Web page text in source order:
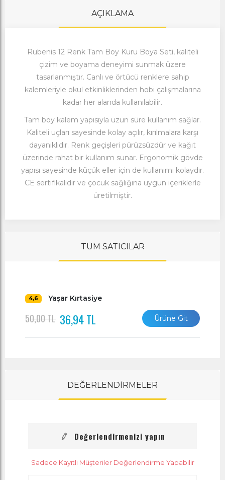
AÇIKLAMA
Rubenis 12 Renk Tam Boy Kuru Boya Seti, kaliteli
çizim ve boyama deneyimi sunmak üzere
tasarlanmıştır. Canlı ve örtücü renklere sahip
kalemleriyle okul etkinliklerinden hobi çalışmalarına
kadar her alanda kullanılabilir.
Tam boy kalem yapısıyla uzun süre kullanım sağlar.
Kaliteli uçları sayesinde kolay açılır, kırılmalara karşı
dayanıklıdır. Renk geçişleri pürüzsüzdür ve kağıt
üzerinde rahat bir kullanım sunar. Ergonomik gövde
yapısı sayesinde küçük eller için de kullanımı kolaydır.
CE sertifikalıdır ve çocuk sağlığına uygun içeriklerle
üretilmiştir.
TÜM SATICILAR
4,6 Yaşar Kırtasiye
50,00 TL 36,94 TL Ürüne Git
DEĞERLENDİRMELER
Değerlendirmenizi yapın
Sadece Kayıtlı Müşteriler Değerlendirme Yapabilir